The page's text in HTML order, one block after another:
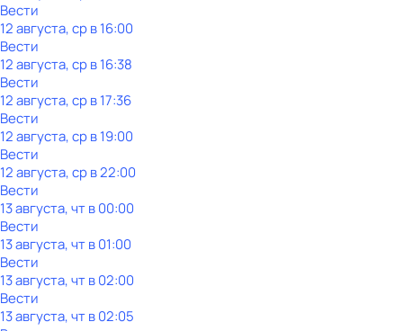
Вести
12 августа, ср в 16:00
Вести
12 августа, ср в 16:38
Вести
12 августа, ср в 17:36
Вести
12 августа, ср в 19:00
Вести
12 августа, ср в 22:00
Вести
13 августа, чт в 00:00
Вести
13 августа, чт в 01:00
Вести
13 августа, чт в 02:00
Вести
13 августа, чт в 02:05